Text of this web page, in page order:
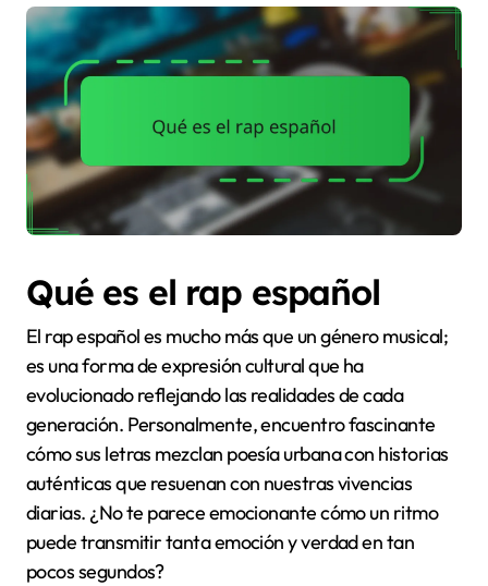
Qué es el rap español
El rap español es mucho más que un género musical;
es una forma de expresión cultural que ha
evolucionado reflejando las realidades de cada
generación. Personalmente, encuentro fascinante
cómo sus letras mezclan poesía urbana con historias
auténticas que resuenan con nuestras vivencias
diarias. ¿No te parece emocionante cómo un ritmo
puede transmitir tanta emoción y verdad en tan
pocos segundos?